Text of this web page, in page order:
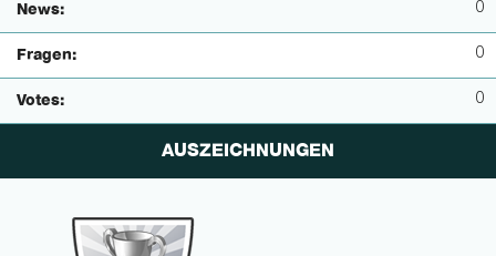
News: 0
Fragen: 0
Votes: 0
AUSZEICHNUNGEN